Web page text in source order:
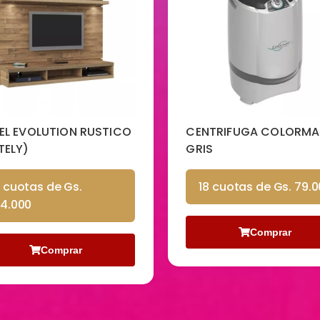
EVOLUTION RUSTICO
cuotas de Gs.
Comprar
CENTRIFUGA
GRIS
18 cuotas de Gs.
Comprar